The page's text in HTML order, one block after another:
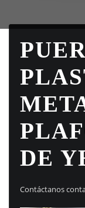
DE
Contáctanos